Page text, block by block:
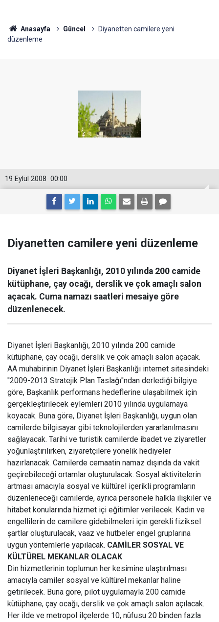
Anasayfa Güncel
Diyanetten camilere yeni
düzenleme
00:00
19 Eylül 2008
Diyanetten camilere yeni düzenleme
Diyanet İşleri Başkanlığı, 2010 yılında 200 camide
kütüphane, çay ocağı, derslik ve çok amaçlı salon
açacak. Cuma namazı saatleri mesaiye göre
düzenlenecek.
Diyanet İşleri Başkanlığı, 2010 yılında 200 camide
kütüphane, çay ocağı, derslik ve çok amaçlı salon açacak.
AA muhabirinin Diyanet İşleri Başkanlığı internet sitesindeki
''2009-2013 Stratejik Plan Taslağı''ndan derlediği bilgiye
göre, Başkanlık performans hedeflerine ulaşabilmek için
gerçekleştirilecek eylemleri 2010 yılında uygulamaya
koyacak. Buna göre, Diyanet İşleri Başkanlığı, uygun olan
camilerde bilgisayar gibi teknolojilerden yararlanılmasını
sağlayacak. Tarihi ve turistik camilerde ibadet ve ziyaretler
yoğunlaştırılırken, ziyaretçilere yönelik hediyeler
hazırlanacak. Camilerde cemaatin namaz dışında da vakit
geçirebileceği ortamlar oluşturulacak. Sosyal aktivitelerin
artması amacıyla sosyal ve kültürel içerikli programların
düzenleneceği camilerde, ayrıca personele halkla ilişkiler ve
hitabet konularında hizmet içi eğitimler verilecek. Kadın ve
engellilerin de camilere gidebilmeleri için gerekli fiziksel
şartlar oluşturulacak, vaaz ve hutbeler engel gruplarına
uygun yöntemlerle yapılacak. CAMİLER SOSYAL VE
KÜLTÜREL MEKANLAR OLACAK
Din hizmetlerinin toplumun her kesimine ulaştırılması
amacıyla camiler sosyal ve kültürel mekanlar haline
getirilecek. Buna göre, pilot uygulamayla 200 camide
kütüphane, çay ocağı, derslik ve çok amaçlı salon açılacak.
Her ilde ve metropol ilçelerde 10, nüfusu 20 binden fazla